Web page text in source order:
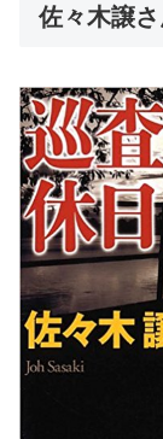
佐々木譲さ